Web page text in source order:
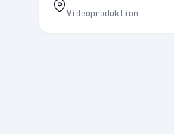
Videoproduktion